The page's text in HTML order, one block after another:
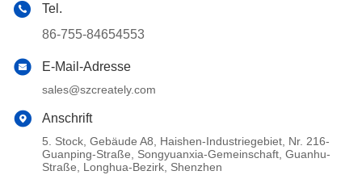
Tel.
86-755-84654553
E-Mail-Adresse
sales@szcreately.com
Anschrift
5. Stock, Gebäude A8, Haishen-Industriegebiet, Nr. 216-
Guanping-Straße, Songyuanxia-Gemeinschaft, Guanhu-
Straße, Longhua-Bezirk, Shenzhen